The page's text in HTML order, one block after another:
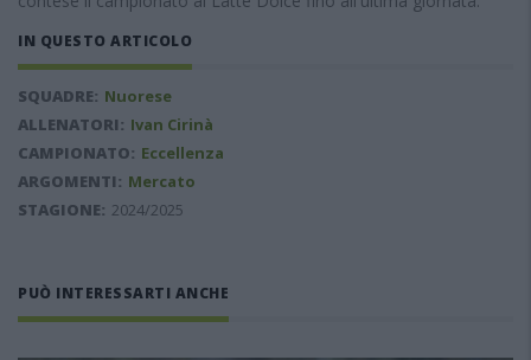
IN QUESTO ARTICOLO
SQUADRE: Nuorese
ALLENATORI: Ivan Cirinà
CAMPIONATO: Eccellenza
ARGOMENTI: Mercato
STAGIONE: 2024/2025
PUÒ INTERESSARTI ANCHE